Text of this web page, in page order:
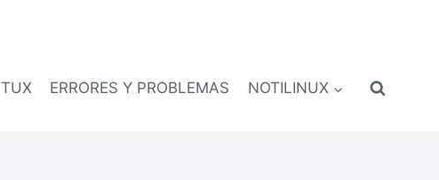
ERRORES Y PROBLEMAS NOTILINUX